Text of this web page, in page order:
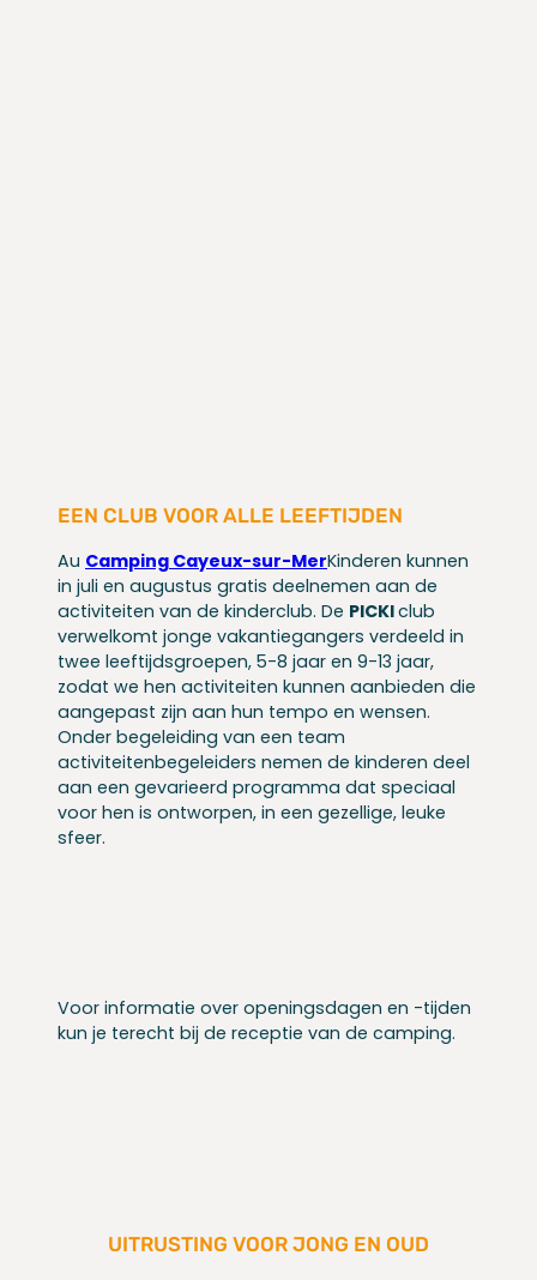
EEN CLUB VOOR ALLE LEEFTIJDEN
Au Camping Cayeux-sur-MerKinderen kunnen
in juli en augustus gratis deelnemen aan de
activiteiten van de kinderclub. De PICKIclub
verwelkomt jonge vakantiegangers verdeeld in
twee leeftijdsgroepen, 5-8 jaar en 9-13 jaar,
zodat we hen activiteiten kunnen aanbieden die
aangepast zijn aan hun tempo en wensen.
Onder begeleiding van een team
activiteitenbegeleiders nemen de kinderen deel
aan een gevarieerd programma dat speciaal
voor hen is ontworpen, in een gezellige, leuke
sfeer.
Voor informatie over openingsdagen en -tijden
kun je terecht bij de receptie van de camping.
UITRUSTING VOOR JONG EN OUD